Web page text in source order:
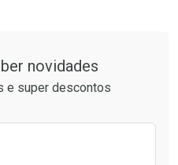
novidades
e super descontos